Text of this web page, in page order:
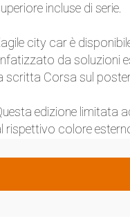
incluse di serie.
city car è
da soluzioni
scritta Corsa sul
edizione limitata
rispettivo colore